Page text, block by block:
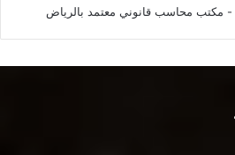
مكتب محاسب قانوني معتمد بالرياض